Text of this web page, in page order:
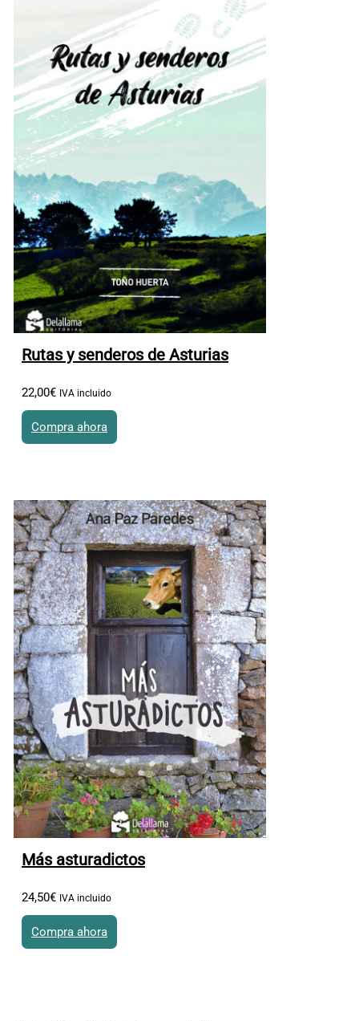
Rutas y senderos de Asturias
22,00€ IVA incluido
Compra ahora
Más asturadictos
24,50€ IVA incluido
Compra ahora